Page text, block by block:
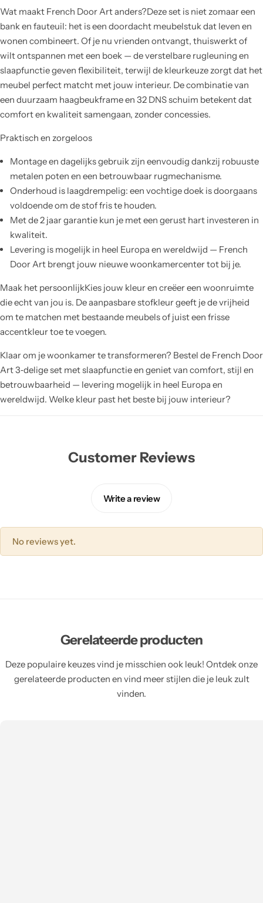
Wat maakt French Door Art anders?Deze set is niet zomaar een
bank en fauteuil: het is een doordacht meubelstuk dat leven en
wonen combineert. Of je nu vrienden ontvangt, thuiswerkt of
wilt ontspannen met een boek — de verstelbare rugleuning en
slaapfunctie geven flexibiliteit, terwijl de kleurkeuze zorgt dat het
meubel perfect matcht met jouw interieur. De combinatie van
een duurzaam haagbeukframe en 32 DNS schuim betekent dat
comfort en kwaliteit samengaan, zonder concessies.
Praktisch en zorgeloos
Montage en dagelijks gebruik zijn eenvoudig dankzij robuuste
metalen poten en een betrouwbaar rugmechanisme.
Onderhoud is laagdrempelig: een vochtige doek is doorgaans
voldoende om de stof fris te houden.
Met de 2 jaar garantie kun je met een gerust hart investeren in
kwaliteit.
Levering is mogelijk in heel Europa en wereldwijd — French
Door Art brengt jouw nieuwe woonkamercenter tot bij je.
Maak het persoonlijkKies jouw kleur en creëer een woonruimte
die echt van jou is. De aanpasbare stofkleur geeft je de vrijheid
om te matchen met bestaande meubels of juist een frisse
accentkleur toe te voegen.
Klaar om je woonkamer te transformeren? Bestel de French Door
Art 3‑delige set met slaapfunctie en geniet van comfort, stijl en
betrouwbaarheid — levering mogelijk in heel Europa en
wereldwijd. Welke kleur past het beste bij jouw interieur?
Customer Reviews
Write a review
No reviews yet.
Gerelateerde producten
Deze populaire keuzes vind je misschien ook leuk! Ontdek onze
gerelateerde producten en vind meer stijlen die je leuk zult
vinden.